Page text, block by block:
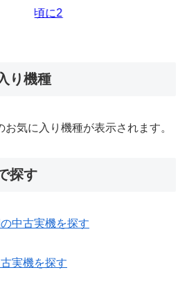
り機種
気に入り機種が表示されます。
探す
中古実機を探す
実機を探す